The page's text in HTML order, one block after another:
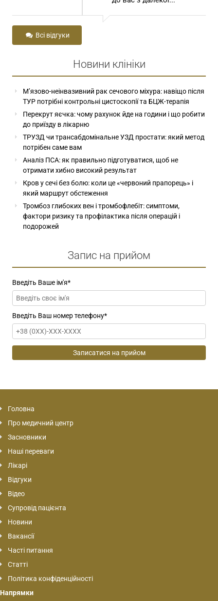
Всі відгуки
Новини клініки
М’язово-неінвазивний рак сечового міхура: навіщо після
ТУР потрібні контрольні цистоскопії та БЦЖ-терапія
Перекрут яєчка: чому рахунок йде на години і що робити
до приїзду в лікарню
ТРУЗД чи трансабдомінальне УЗД простати: який метод
потрібен саме вам
Аналіз ПСА: як правильно підготуватися, щоб не
отримати хибно високий результат
Кров у сечі без болю: коли це «червоний прапорець» і
який маршрут обстеження
Тромбоз глибоких вен і тромбофлебіт: симптоми,
фактори ризику та профілактика після операцій і
подорожей
Запис на прийом
Введіть Ваше ім'я*
Введіть Ваш номер телефону*
Головна
Про медичний центр
Засновники
Наші переваги
Лікарі
Відгуки
Відео
Супровід пацієнта
Новини
Вакансії
Часті питання
Статті
Політика конфіденційності
Напрямки